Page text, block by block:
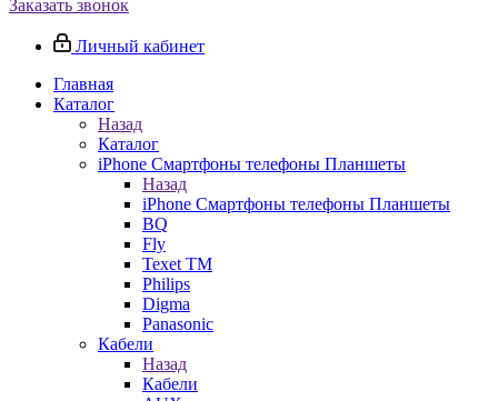
Заказать звонок
Личный кабинет
Главная
Каталог
Назад
Каталог
iPhone Смартфоны телефоны Планшеты
Назад
iPhone Смартфоны телефоны Планшеты
BQ
Fly
Texet TM
Philips
Digma
Panasonic
Кабели
Назад
Кабели